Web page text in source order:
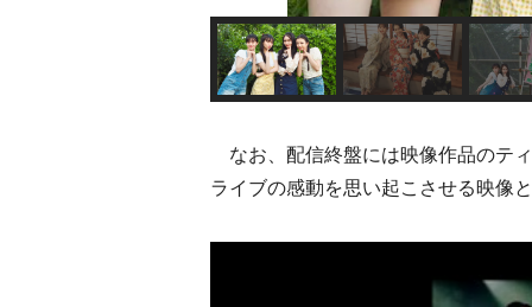
なお、配信終盤には映像作品のテ
ライブの感動を思い起こさせる映像